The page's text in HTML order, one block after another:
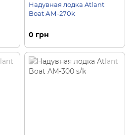
Надувная лодка Atlant
Boat АМ-270k
0 грн